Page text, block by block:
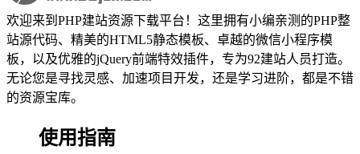
欢迎来到PHP建站资源下载平台！这里拥有小编亲测的PHP整
站源代码、精美的HTML5静态模板、卓越的微信小程序模
板，以及优雅的jQuery前端特效插件，专为92建站人员打造。
无论您是寻找灵感、加速项目开发，还是学习进阶，都是不错
的资源宝库。
使用指南